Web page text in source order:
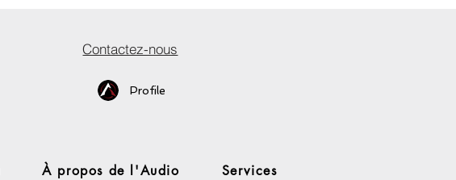
Contactez-nous
Profile
À propos de l'Audio Services